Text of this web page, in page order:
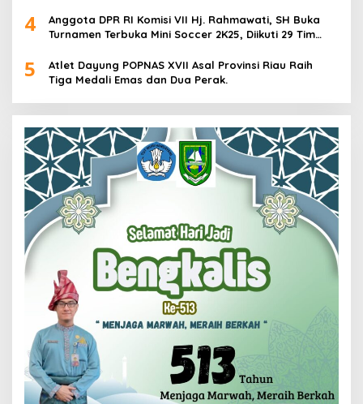
4
Anggota DPR RI Komisi VII Hj. Rahmawati, SH Buka
Turnamen Terbuka Mini Soccer 2K25, Diikuti 29 Tim
5
Atlet Dayung POPNAS XVII Asal Provinsi Riau Raih
Tiga Medali Emas dan Dua Perak.